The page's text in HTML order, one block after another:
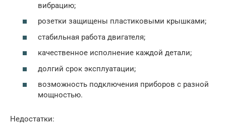
вибрацию;
розетки защищены пластиковыми крышками;
стабильная работа двигателя;
качественное исполнение каждой детали;
долгий срок эксплуатации;
возможность подключения приборов с разной
мощностью.
Недостатки: